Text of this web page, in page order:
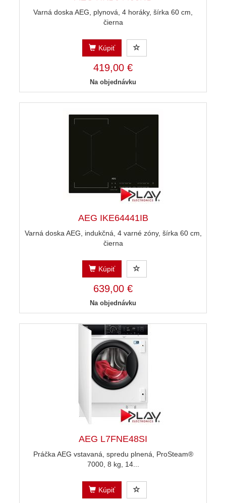
Varná doska AEG, plynová, 4 horáky, šírka 60 cm,
čierna
Kúpiť
419,00 €
Na objednávku
AEG IKE64441IB
Varná doska AEG, indukčná, 4 varné zóny, šírka 60 cm,
čierna
Kúpiť
639,00 €
Na objednávku
AEG L7FNE48SI
Práčka AEG vstavaná, spredu plnená, ProSteam®
7000, 8 kg, 14...
Kúpiť